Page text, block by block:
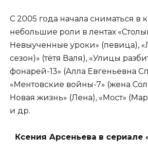
С 2005 года начала сниматься в
небольшие роли в лентах
Невыученные уроки» (певица),
сезон)» (тётя Валя), «Улицы
фонарей-13» (Алла Евгеньевна
«Ментовские войны-7» (жена
Новая жизнь» (Лена), «Мост»
и др.
Ксения Арсеньева в сериале